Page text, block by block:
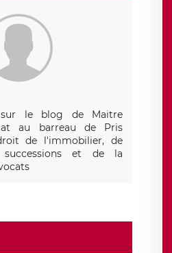
sur le blog de Maitre
au barreau de Pris
de l'immobilier, de
successions et de la